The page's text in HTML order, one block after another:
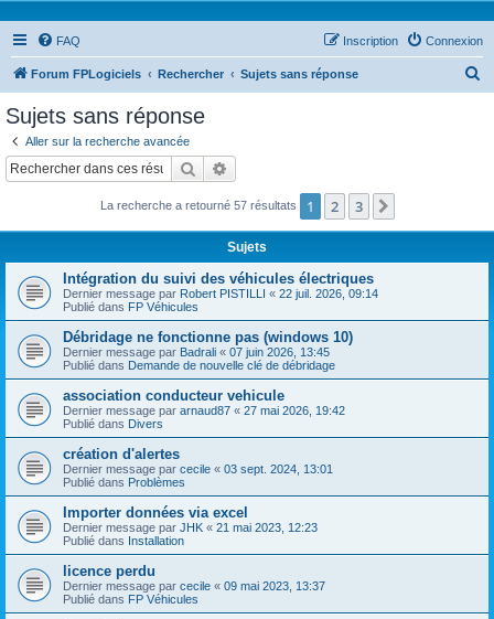
FAQ Connexion
Inscription
Forum FPLogiciels Rechercher Sujets sans réponse
c
Sujets sans réponse
Aller sur la recherche avancée
Rechercher
La recherche a retourné 57 résultats 1 2 3
Sujets
Intégration du suivi des véhicules électriques
Dernier message par Robert PISTILLI « 22 juil. 2026, 09:14
Publié dans FP Véhicules
Débridage ne fonctionne pas (windows 10)
Dernier message par Badrali « 07 juin 2026, 13:45
Publié dans Demande de nouvelle clé de débridage
association conducteur vehicule
Dernier message par arnaud87 « 27 mai 2026, 19:42
Publié dans Divers
création d'alertes
Dernier message par cecile « 03 sept. 2024, 13:01
Publié dans Problèmes
Importer données via excel
Dernier message par JHK « 21 mai 2023, 12:23
Publié dans Installation
licence perdu
Dernier message par cecile « 09 mai 2023, 13:37
Publié dans FP Véhicules